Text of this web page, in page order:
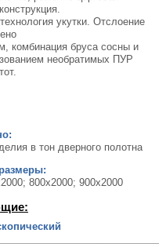
укутки. Отслоение
комбинация бруса сосны и
необратимых ПУР
в тон дверного полотна
800х2000; 900х2000